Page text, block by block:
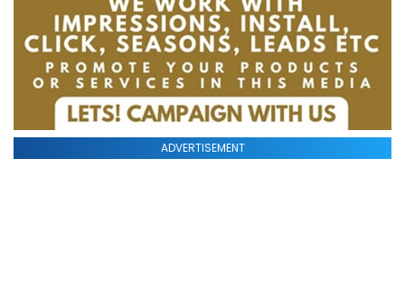
ADVERTISEMENT